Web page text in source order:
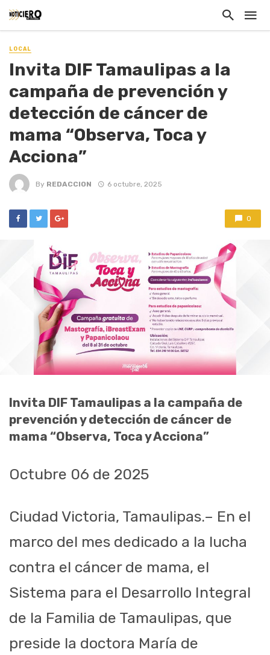
LOCAL
Invita DIF Tamaulipas a la
campaña de prevención y
detección de cáncer de
mama “Observa, Toca y
Acciona”
By REDACCION 6 octubre, 2025
0
Invita DIF Tamaulipas a la campaña de
prevención y detección de cáncer de
mama “Observa, Toca y Acciona”
Octubre 06 de 2025
Ciudad Victoria, Tamaulipas.– En el
marco del mes dedicado a la lucha
contra el cáncer de mama, el
Sistema para el Desarrollo Integral
de la Familia de Tamaulipas, que
preside la doctora María de